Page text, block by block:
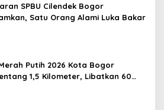
SPBU Cilendek Bogor
Satu Orang Alami Luka Bakar
Putih 2026 Kota Bogor
1,5 Kilometer, Libatkan 60